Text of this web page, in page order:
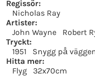
Regissör:
Nicholas Ray
Artister:
John Wayne
Robert
Tryckt:
1951
Snygg på
Hitta mer:
Flyg
32x70cm